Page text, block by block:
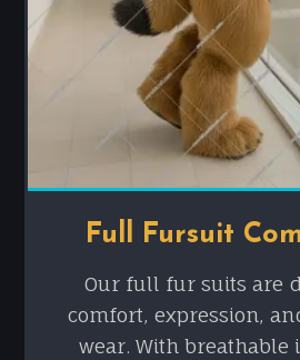
Full Fursuit
Our full fur suits are
comfort, expression,
wear. With breathable